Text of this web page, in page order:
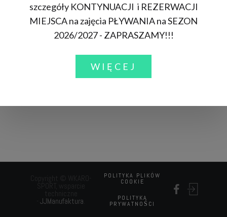
CAPTCHA*
-JJManufaktura
POLITYKA PLIKÓW
COOKIE
POLITYKA
PRYWATNOŚCI
szczegóły KONTYNUACJI i REZERWACJI
MIEJSCA na zajęcia PŁYWANIA na SEZON
2026/2027 - ZAPRASZAMY!!!
WIĘCEJ